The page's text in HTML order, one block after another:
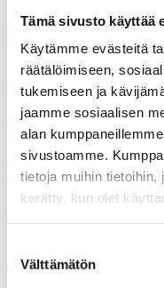
Tämä sivusto käyttää
Käytämme evästeitä
räätälöimiseen,
tukemiseen ja
jaamme sosiaalisen
alan
sivustoamme.
tietoja muihin tietoihin,
kerätty, kun olet
valinta
Välttämätön
Sijaishuoltopaikan valinta
liittyvät siihen, keitä
mukana, painottuuko
tehdäänkö päätöksiä
millainen merkitys lapsen
valinnassa.
Kuntien välillä on eroja
taloudelliset tekijät ja
Lisätietoja:
tutkija Riitta Laakso, p:
professori Tarja Pösö p:
Jaa